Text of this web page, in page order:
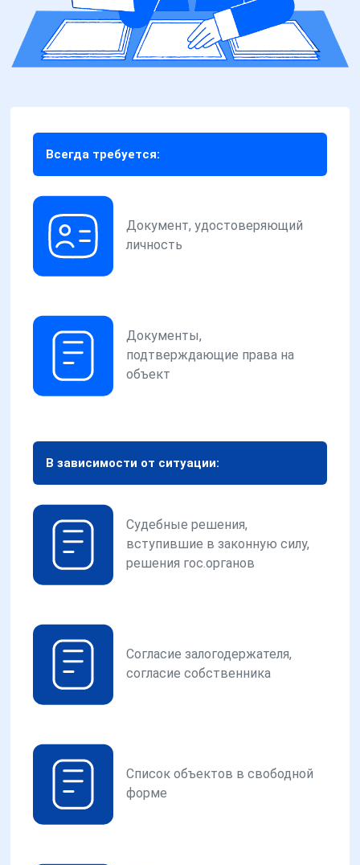
Всегда требуется:
Документ, удостоверяющий
личность
Документы,
подтверждающие права на
объект
В зависимости от ситуации:
Судебные решения,
вступившие в законную силу,
решения гос.органов
Согласие залогодержателя,
согласие собственника
Список объектов в свободной
форме